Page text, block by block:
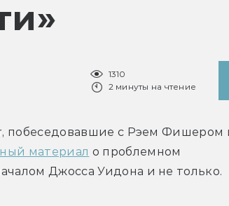
1310
2 минуты на чтение
побеседовавшие с Рэем Фишером
материал о проблемном
Джосса Уидона и не только.